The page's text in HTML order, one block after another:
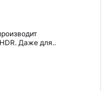
Даже для..